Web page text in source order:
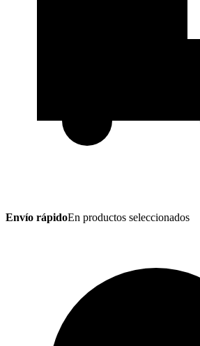
Envío rápidoEn productos seleccionados